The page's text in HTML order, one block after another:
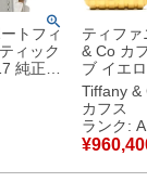
トフィ
ィック
純正ダ
ー ロ
ース 腕
ピンク
品
ティファ
& Co カ
ブ イエ
T&Co.
フリンク
タン ダ
マピカソ 【中古】中
古美品
Tiffany &
カフス
ランク: A
¥